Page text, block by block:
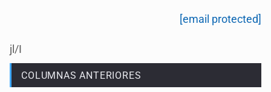
[email protected]
jl/I
COLUMNAS ANTERIORES